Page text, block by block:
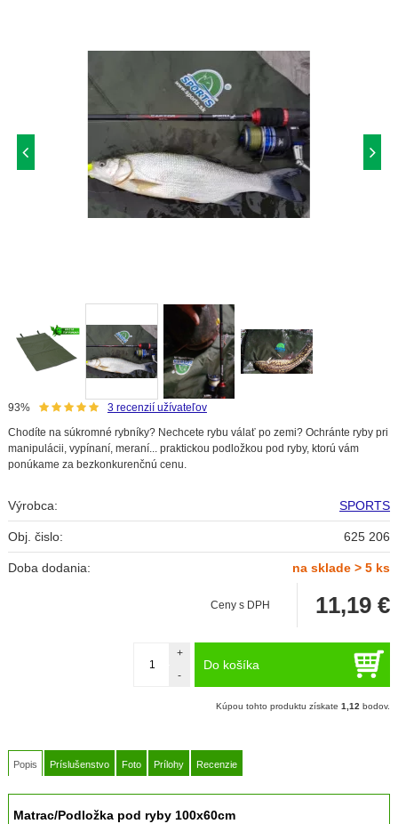
93% 3 recenzií užívateľov
Chodíte na súkromné rybníky? Nechcete rybu válať po zemi? Ochránte ryby pri
manipulácii, vypínaní, meraní... praktickou podložkou pod ryby, ktorú vám
ponúkame za bezkonkurenčnú cenu.
Výrobca: SPORTS
Obj. čislo: 625 206
Doba dodania: na sklade > 5 ks
Ceny s DPH 11,19 €
Do košíka
-
+
Kúpou tohto produktu získate1,12 bodov.
Popis Príslušenstvo Foto Prílohy Recenzie
Matrac/Podložka pod ryby 100x60cm